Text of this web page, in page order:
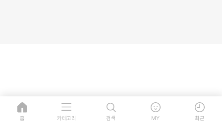
홈 카테고리 검색 MY 최근